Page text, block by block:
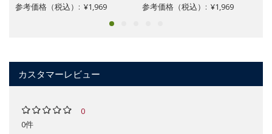
参考価格（税込）: ¥1,969
参考価格（税込）: ¥1,969
カスタマーレビュー
0
0件